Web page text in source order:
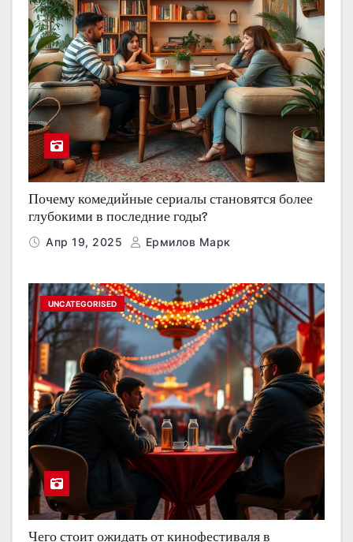
Почему комедийные сериалы становятся более
глубокими в последние годы?
Апр 19, 2025 Ермилов Марк
UNCATEGORISED
Чего стоит ожидать от кинофестиваля в